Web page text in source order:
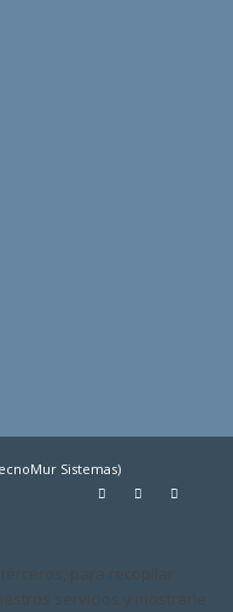
Sistemas)
para recopilar
servicios y mostrarle